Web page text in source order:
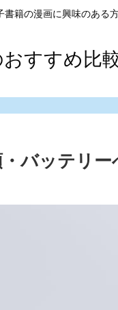
籍の漫画に興味のある
すすめ比
バッテリー